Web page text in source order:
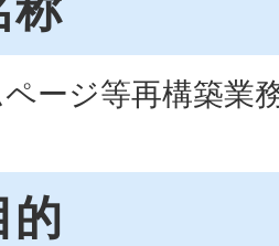
ージ等再構築業
的